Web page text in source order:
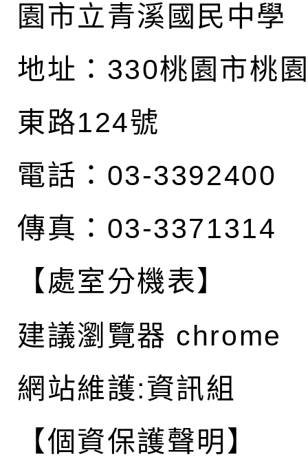
園市立青溪國民中學
地址： 330桃園市桃
東路124號
電話：03-3392400
傳真：03-3371314
【處室分機表】
建議瀏覽器 chrome
網站維護:資訊組
【個資保護聲明】